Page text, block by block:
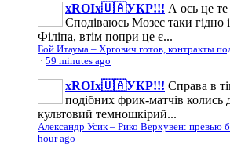
xROIx🇺🇦УКР!!! А ось це
Сподіваюсь Мозес таки гідно
Філіпа, втім попри це є...
Бой Итаума – Хргович готов, контракты
· 59 minutes ago
xROIx🇺🇦УКР!!! Справа в
подібних фрик-матчів колись
культовий темношкірий...
Александр Усик – Рико Верхувен: превью
hour ago